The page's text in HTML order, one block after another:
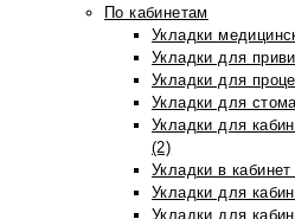
По кабинетам
Укладки
Укладки для
Укладки для
Укладки для
Укладки для
(2)
Укладки в
Укладки для
Укладки для